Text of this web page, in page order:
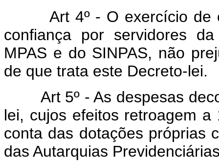
Art 4º - O exercício de
confiança por servidores
MPAS e do SINPAS, não
de que trata este Decreto-lei.
Art 5º - As despesas
lei, cujos efeitos retroagem
conta das dotações próprias
das Autarquias